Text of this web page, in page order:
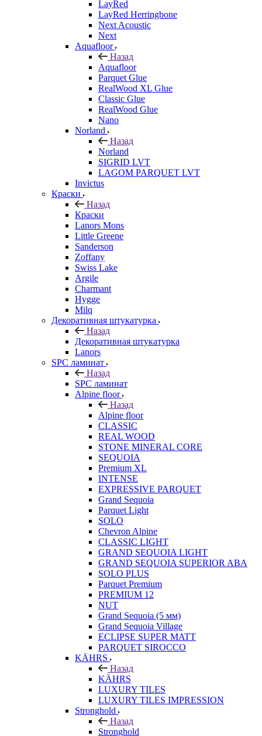
LayRed
LayRed Herringbone
Next Acoustic
Next
Aquafloor
Назад
Aquafloor
Parquet Glue
RealWood XL Glue
Classic Glue
RealWood Glue
Nano
Norland
Назад
Norland
SIGRID LVT
LAGOM PARQUET LVT
Invictus
Краски
Назад
Краски
Lanors Mons
Little Greene
Sanderson
Zoffany
Swiss Lake
Argile
Charmant
Hygge
Milq
Декоративная штукатурка
Назад
Декоративная штукатурка
Lanors
SPC ламинат
Назад
SPC ламинат
Alpine floor
Назад
Alpine floor
CLASSIC
REAL WOOD
STONE MINERAL CORE
SEQUOIA
Premium XL
INTENSE
EXPRESSIVE PARQUET
Grand Sequoia
Parquet Light
SOLO
Chevron Alpine
CLASSIC LIGHT
GRAND SEQUOIA LIGHT
GRAND SEQUOIA SUPERIOR ABA
SOLO PLUS
Parquet Premium
PREMIUM 12
NUT
Grand Sequoia (5 мм)
Grand Sequoia Village
ECLIPSE SUPER MATT
PARQUET SIROCCO
KÄHRS
Назад
KÄHRS
LUXURY TILES
LUXURY TILES IMPRESSION
Stronghold
Назад
Stronghold